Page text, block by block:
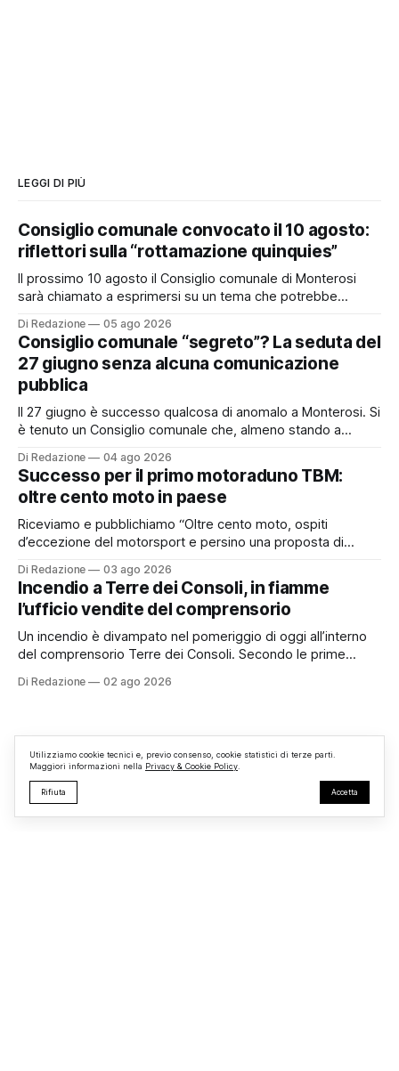
LEGGI DI PIÙ
Consiglio comunale convocato il 10 agosto:
riflettori sulla “rottamazione quinquies”
Il prossimo 10 agosto il Consiglio comunale di Monterosi
sarà chiamato a esprimersi su un tema che potrebbe
possibile adesione del Comune alla cosiddetta
“rottamazione quinquies” dei carichi affidati all’Agente della
Riscossione. Prima, però, c’è un tema politico che merita
Di Redazione 05 ago 2026
Consiglio comunale “segreto”? La seduta del
27 giugno senza alcuna comunicazione
pubblica
Il 27 giugno è successo qualcosa di anomalo a Monterosi. Si
è tenuto un Consiglio comunale che, almeno stando a
pubblicamente comunicato ai cittadini attraverso l’Albo
Pretorio. Un’anomalia che merita spiegazioni. Il Consiglio
comunale è, per sua natura, un’assemblea
Di Redazione 04 ago 2026
Successo per il primo motoraduno TBM:
oltre cento moto in paese
Riceviamo e pubblichiamo “Oltre cento moto, ospiti
d’eccezione del motorsport e persino una proposta di
organizzato da TBM a Monterosi, un evento che ha
superato le aspettative degli organizzatori richiamando
appassionati delle due ruote da tutto il Lazio e dalle regioni
limitrofe. Per
Di Redazione 03 ago 2026
Incendio a Terre dei Consoli, in fiamme
l’ufficio vendite del comprensorio
Un incendio è divampato nel pomeriggio di oggi all’interno
del comprensorio Terre dei Consoli. Secondo le prime
struttura adibita a ufficio vendite. Sul posto sono intervenuti
Di Redazione 02 ago 2026
Utilizziamo cookie tecnici e, previo consenso, cookie statistici di terze parti.
Maggiori informazioni nella Privacy & Cookie Policy
Rifiuta Accetta